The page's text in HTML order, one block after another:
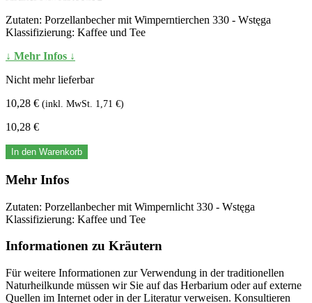
Zutaten: Porzellanbecher mit Wimperntierchen 330 - Wstęga
Klassifizierung: Kaffee und Tee
↓ Mehr Infos ↓
Nicht mehr lieferbar
10,28 € (inkl. MwSt. 1,71 €)
10,28 €
In den Warenkorb
Mehr Infos
Zutaten: Porzellanbecher mit Wimpernlicht 330 - Wstęga
Klassifizierung: Kaffee und Tee
Informationen zu Kräutern
Für weitere Informationen zur Verwendung in der traditionellen
Naturheilkunde müssen wir Sie auf das Herbarium oder auf externe
Quellen im Internet oder in der Literatur verweisen. Konsultieren